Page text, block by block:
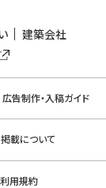
建築会社
告制作・入稿ガイド
載について
利用規約